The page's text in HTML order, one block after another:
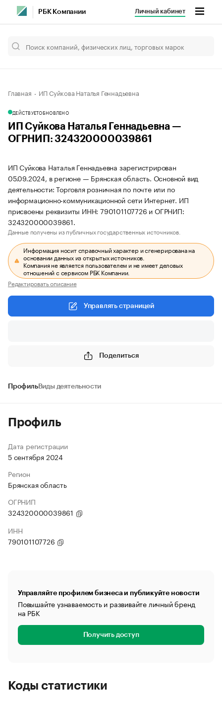
РБК Компании Личный кабинет
Главная ИП Суйкова Наталья Геннадьевна
ДЕЙСТВУЕТОБНОВЛЕНО
ИП Суйкова Наталья Геннадьевна —
ОГРНИП: 324320000039861
ИП Суйкова Наталья Геннадьевна зарегистрирован
05.09.2024, в регионе — Брянская область. Основной вид
деятельности: Торговля розничная по почте или по
информационно-коммуникационной сети Интернет. ИП
присвоены реквизиты ИНН: 790101107726 и ОГРНИП:
324320000039861.
Данные получены из публичных государственных источников.
Информация носит справочный характер и сгенерирована на
основании данных из открытых источников.
Компания не является пользователем и не имеет деловых
отношений с сервисом РБК Компании.
Редактировать описание
Управлять страницей
Поделиться
ПрофильВиды деятельности
Профиль
Дата регистрации
5 сентября 2024
Регион
Брянская область
ОГРНИП
324320000039861
ИНН
790101107726
Управляйте профилем бизнеса и публикуйте новости
Повышайте узнаваемость и развивайте личный бренд
на РБК
Получить доступ
Коды статистики